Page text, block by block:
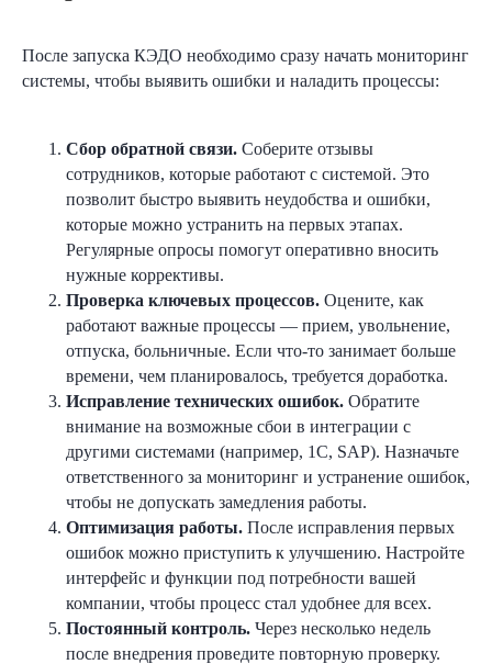
После запуска КЭДО необходимо сразу начать мониторинг
системы, чтобы выявить ошибки и наладить процессы:
Сбор обратной связи. Соберите отзывы
сотрудников, которые работают с системой. Это
позволит быстро выявить неудобства и ошибки,
которые можно устранить на первых этапах.
Регулярные опросы помогут оперативно вносить
нужные коррективы.
Проверка ключевых процессов. Оцените, как
работают важные процессы — прием, увольнение,
отпуска, больничные. Если что-то занимает больше
времени, чем планировалось, требуется доработка.
Исправление технических ошибок. Обратите
внимание на возможные сбои в интеграции с
другими системами (например, 1С, SAP). Назначьте
ответственного за мониторинг и устранение ошибок,
чтобы не допускать замедления работы.
Оптимизация работы. После исправления первых
ошибок можно приступить к улучшению. Настройте
интерфейс и функции под потребности вашей
компании, чтобы процесс стал удобнее для всех.
Постоянный контроль. Через несколько недель
после внедрения проведите повторную проверку.